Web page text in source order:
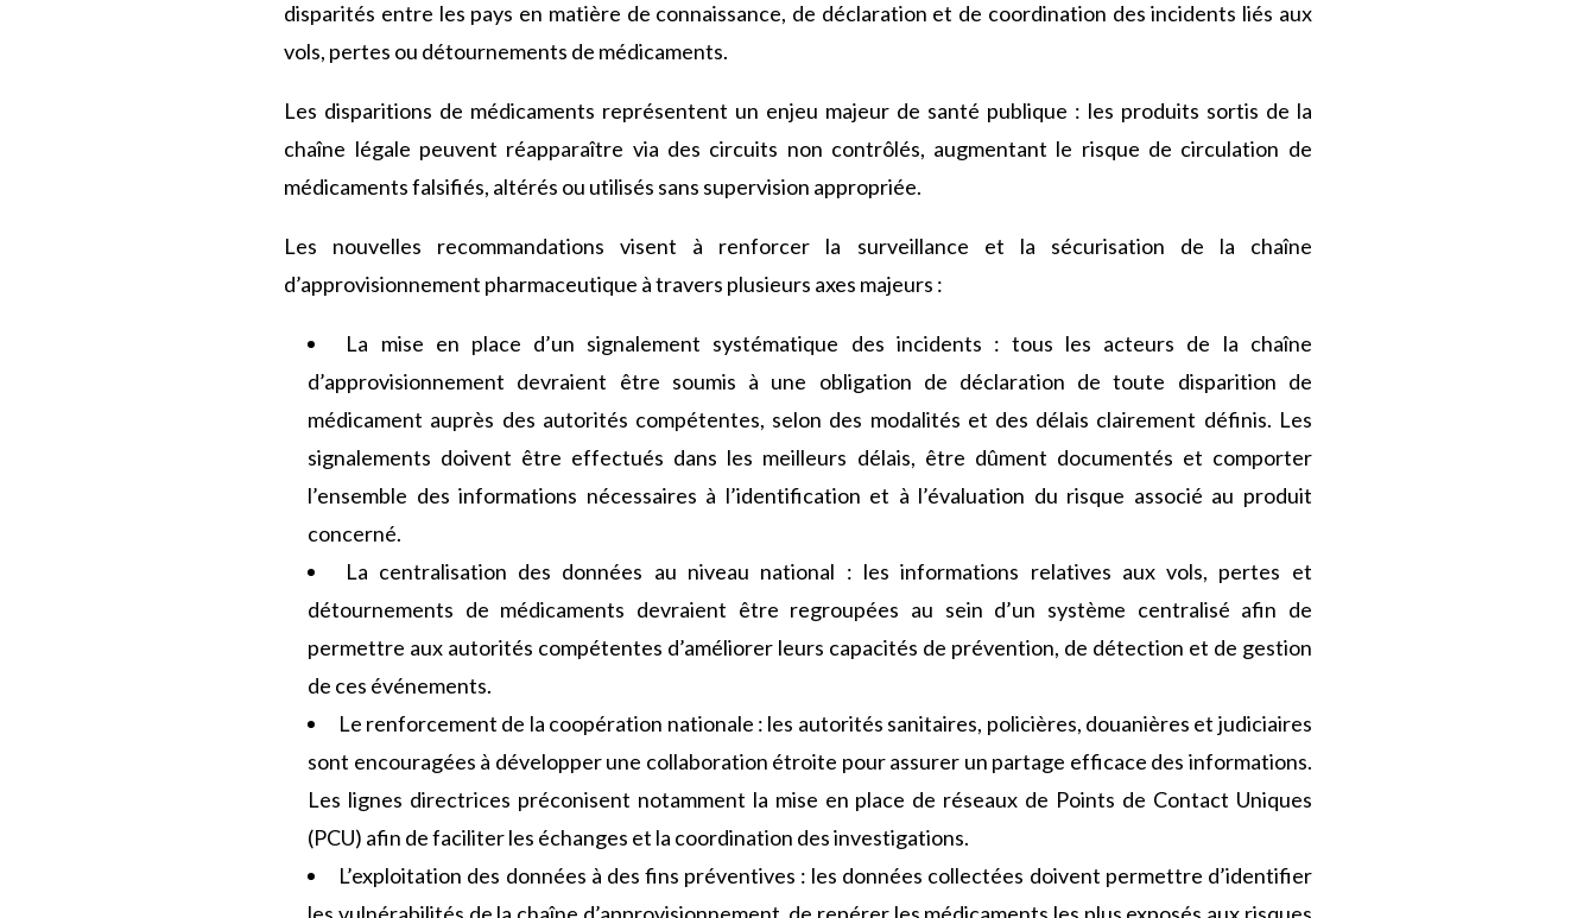
disparités entre les pays en matière de connaissance, de déclaration et de coordination des incidents liés aux
vols, pertes ou détournements de médicaments.
Les disparitions de médicaments représentent un enjeu majeur de santé publique : les produits sortis de la
chaîne légale peuvent réapparaître via des circuits non contrôlés, augmentant le risque de circulation de
médicaments falsifiés, altérés ou utilisés sans supervision appropriée.
Les nouvelles recommandations visent à renforcer la surveillance et la sécurisation de la chaîne
d’approvisionnement pharmaceutique à travers plusieurs axes majeurs :
La mise en place d’un signalement systématique des incidents : tous les acteurs de la chaîne
d’approvisionnement devraient être soumis à une obligation de déclaration de toute disparition de
médicament auprès des autorités compétentes, selon des modalités et des délais clairement définis. Les
signalements doivent être effectués dans les meilleurs délais, être dûment documentés et comporter
l’ensemble des informations nécessaires à l’identification et à l’évaluation du risque associé au produit
concerné.
La centralisation des données au niveau national : les informations relatives aux vols, pertes et
détournements de médicaments devraient être regroupées au sein d’un système centralisé afin de
permettre aux autorités compétentes d’améliorer leurs capacités de prévention, de détection et de gestion
de ces événements.
Le renforcement de la coopération nationale : les autorités sanitaires, policières, douanières et judiciaires
sont encouragées à développer une collaboration étroite pour assurer un partage efficace des informations.
Les lignes directrices préconisent notamment la mise en place de réseaux de Points de Contact Uniques
(PCU) afin de faciliter les échanges et la coordination des investigations.
L’exploitation des données à des fins préventives : les données collectées doivent permettre d’identifier